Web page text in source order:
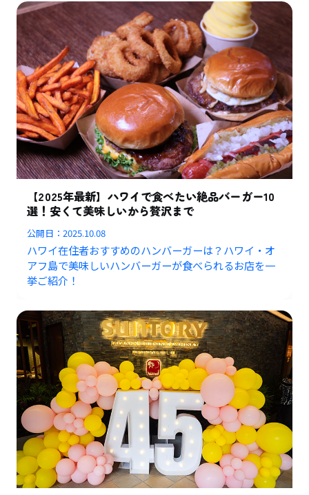
【2025年最新】ハワイで食べたい絶品バーガー10
選！安くて美味しいから贅沢まで
公開日：2025.10.08
ハワイ在住者おすすめのハンバーガーは？ハワイ・オ
アフ島で美味しいハンバーガーが食べられるお店を一
挙ご紹介！